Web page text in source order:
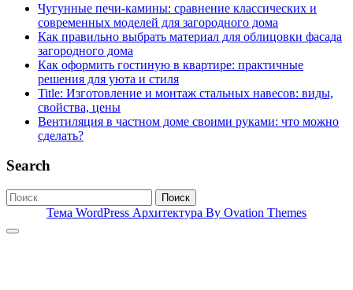
Чугунные печи-камины: сравнение классических и
современных моделей для загородного дома
Как правильно выбрать материал для облицовки фасада
загородного дома
Как оформить гостиную в квартире: практичные
решения для уюта и стиля
Title: Изготовление и монтаж стальных навесов: виды,
свойства, цены
Вентиляция в частном доме своими руками: что можно
сделать?
Search
Поиск
Тема WordPress Архитектура By Ovation Themes